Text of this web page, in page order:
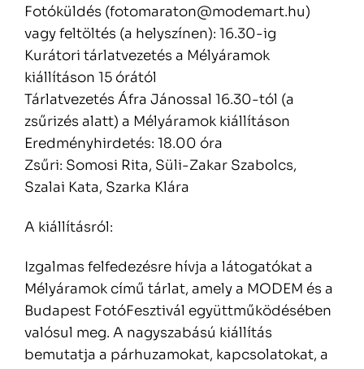
Fotóküldés (fotomaraton@modemart.hu)
vagy feltöltés (a helyszínen): 16.30-ig
Kurátori tárlatvezetés a Mélyáramok
kiállításon 15 órától
Tárlatvezetés Áfra Jánossal 16.30-tól (a
zsűrizés alatt) a Mélyáramok kiállításon
Eredményhirdetés: 18.00 óra
Zsűri: Somosi Rita, Süli-Zakar Szabolcs,
Szalai Kata, Szarka Klára
A kiállításról:
Izgalmas felfedezésre hívja a látogatókat a
Mélyáramok című tárlat, amely a MODEM és a
Budapest FotóFesztivál együttműködésében
valósul meg. A nagyszabású kiállítás
bemutatja a párhuzamokat, kapcsolatokat, a